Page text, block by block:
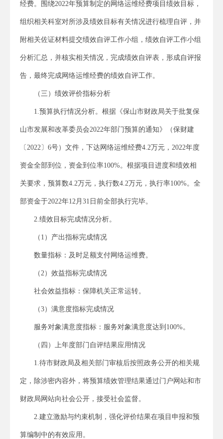
经费。围绕2022年预算制定的网络运维经费项目绩效目标，
组织相关科室对所涉及绩效目标有关情况进行梳理自评，并
附相关佐证材料提交绩效自评工作小组，绩效自评工作小组
分析汇总，并核实相关情况，完成绩效自评表，形成自评报
告，最终完成网络运维经费的绩效自评工作。
（三）绩效评价指标分析
1.预算执行情况分析。根据《保山市财政局关于批复保
山市发展和改革委员会2022年部门预算的通知》（保财建
〔2022〕6号）文件，下达网络运维经费4.2万元，2022年度
资金全部到位，资金到位率100%。根据项目进度和绩效相
关要求，预算数4.2万元，执行数4.2万元，执行率100%。全
部资金于2022年12月31日前全部执行完毕。
2.绩效目标完成情况分析。
（1）产出指标完成情况
数量指标：及时足额支付网络运维费。
（2）效益指标完成情况
社会效益指标：保障机关正常运转。
（3）满意度指标完成情况
服务对象满意度指标：服务对象满意度达到100%。
（四）上年度部门自评结果应用情况
1.待市财政局及相关部门审核后按照政务公开的相关规
定，除涉密内容外，将预算绩效管理结果通过门户网站和市
财政局网站向社会公开，接受社会监督。
2.建立激励与约束机制，强化评价结果在项目申报和预
算编制中的有效应用。